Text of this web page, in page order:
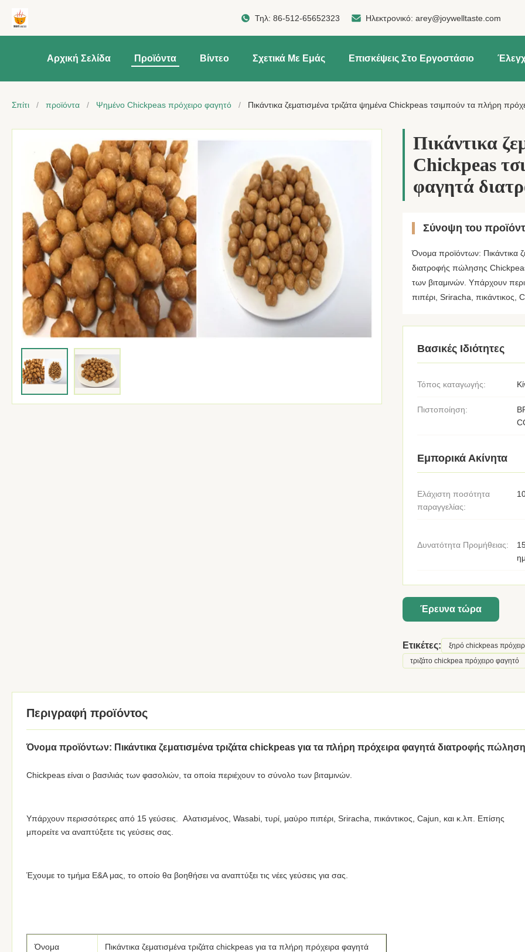
Τηλ: 86-512-65652323 Ηλεκτρονικό: arey@joywelltaste.com
Αρχική Σελίδα Προϊόντα Βίντεο Σχετικά Με Εμάς Επισκέψεις Στο Εργοστάσιο
Σπίτι / προϊόντα / Ψημένο Chickpeas πρόχειρο φαγητό / Πικάντικα ζεματισμένα τριζάτα ψημένα Chickpeas τσιμπούν τα πλήρη
Πικάντικα
Chickpeas
φαγητά
Σύνοψη του
Όνομα προϊόντων: Πικάντικα
διατροφής πώλησης
των βιταμινών. Υπάρχουν
πιπέρι, Sriracha, πικάντικος,
Βασικές Ιδιότητες
Τόπος καταγωγής:
Πιστοποίηση:
Εμπορικά Ακίνητα
Ελάχιστη ποσότητα
παραγγελίας:
Δυνατότητα Προμήθειας:
Έρευνα τώρα
Ετικέτες: ξηρό chickpeas
τριζάτο chickpea πρόχειρο φαγητό
Περιγραφή προϊόντος
Όνομα προϊόντων: Πικάντικα ζεματισμένα τριζάτα chickpeas για τα πλήρη πρόχειρα φαγητά διατροφής
Chickpeas είναι ο βασιλιάς των φασολιών, τα οποία περιέχουν το σύνολο των βιταμινών.
Υπάρχουν περισσότερες από 15 γεύσεις. Αλατισμένος, Wasabi, τυρί, μαύρο πιπέρι, Sriracha, πικάντικος, Cajun, και κ.λπ. Επίσης
μπορείτε να αναπτύξετε τις γεύσεις σας.
Έχουμε το τμήμα Ε&Α μας, το οποίο θα βοηθήσει να αναπτύξει τις νέες γεύσεις για σας.
Όνομα
Πικάντικα ζεματισμένα τριζάτα chickpeas για τα πλήρη πρόχειρα φαγητά